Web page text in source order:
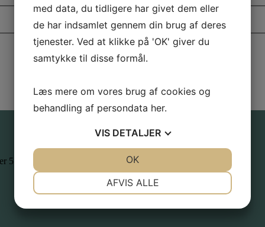
550,-
med data, du tidligere har givet dem eller
de har indsamlet gennem din brug af deres
tjenester. Ved at klikke på 'OK' giver du
samtykke til disse formål.
Læs mere om vores brug af cookies og
behandling af persondata her.
VIS DETALJER
AFVIS ALLE
OK